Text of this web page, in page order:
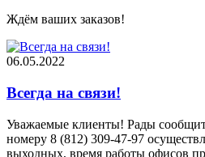
Ждём ваших заказов!
06.05.2022
Всегда на связи!
Уважаемые клиенты! Рады
номеру 8 (812) 309-47-97
выходных, время работы офисов